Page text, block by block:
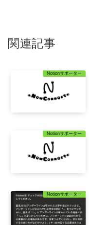
関連記事
Notionサポーター
Notionサポーター
Notionサポーター